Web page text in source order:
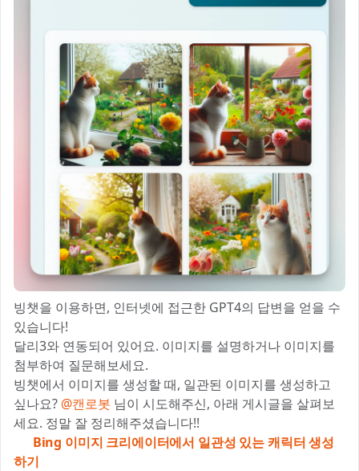
빙챗을 이용하면, 인터넷에 접근한 GPT4의 답변을 얻을 수
있습니다!
달리3와 연동되어 있어요. 이미지를 설명하거나 이미지를
첨부하여 질문해보세요.
빙챗에서 이미지를 생성할 때, 일관된 이미지를 생성하고
싶나요? @캔로봇 님이 시도해주신, 아래 게시글을 살펴보
세요. 정말 잘 정리해주셨습니다!!
Bing 이미지 크리에이터에서 일관성 있는 캐릭터 생성
하기